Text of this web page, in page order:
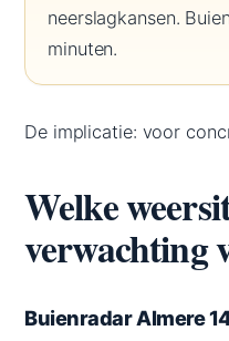
neerslagkansen.
minuten.
De implicatie: voor
Welke
verwachting
Buienradar Almere